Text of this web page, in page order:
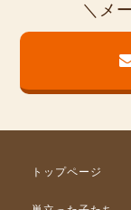
メ
トップページ